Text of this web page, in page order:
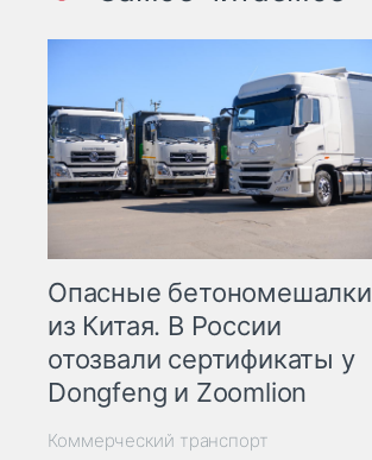
Опасные бетономешалки
из Китая. В России
отозвали сертификаты у
Dongfeng и Zoomlion
Коммерческий транспорт